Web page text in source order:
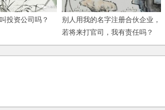
投资公司吗？
别人用我的名字注册合伙企业，
若将来打官司，我有责任吗？